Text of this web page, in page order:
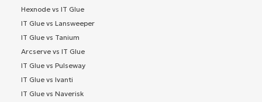
Hexnode vs IT Glue
IT Glue vs Lansweeper
IT Glue vs Tanium
Arcserve vs IT Glue
IT Glue vs Pulseway
IT Glue vs Ivanti
IT Glue vs Naverisk